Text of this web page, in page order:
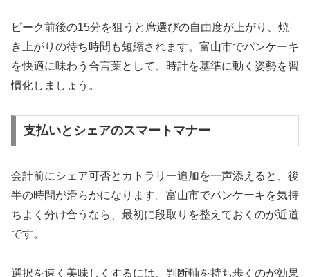
ピーク前後の15分を狙うと席選びの自由度が上がり、焼
き上がりの待ち時間も短縮されます。富山市でパンケーキ
を快適に味わう合言葉として、時計を基準に動く姿勢を習
慣化しましょう。
支払いとシェアのスマートマナー
会計前にシェア可否とカトラリー追加を一声添えると、後
半の時間が滑らかになります。富山市でパンケーキを気持
ちよく分け合うなら、最初に段取りを整えておくのが近道
です。
選択を速く美味しくするには、判断軸を持ち歩くのが効果